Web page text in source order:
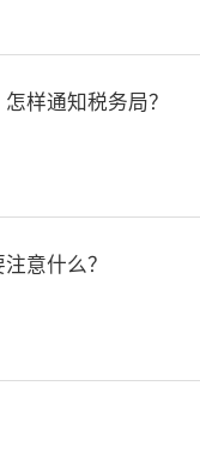
样通知税务局？
意什么？